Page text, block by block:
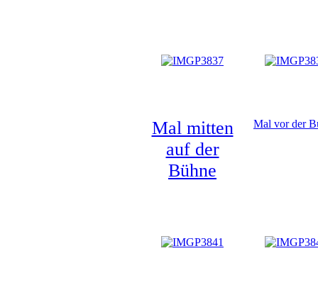
Mal mitten
auf der
Bühne
Mal vor der